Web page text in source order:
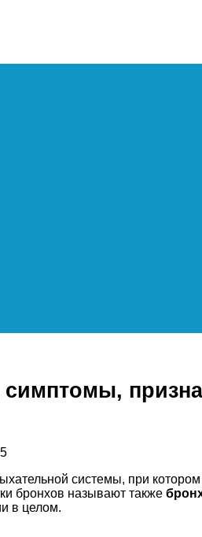
системы, при
бронхов называют также
в целом.